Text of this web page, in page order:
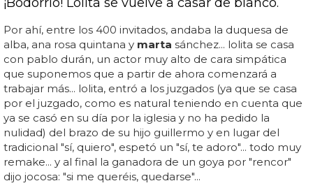
TODOS LO ESTÁIS PENSANDO: 'MRTA'
Marta Sánchez saca disco dance en semana